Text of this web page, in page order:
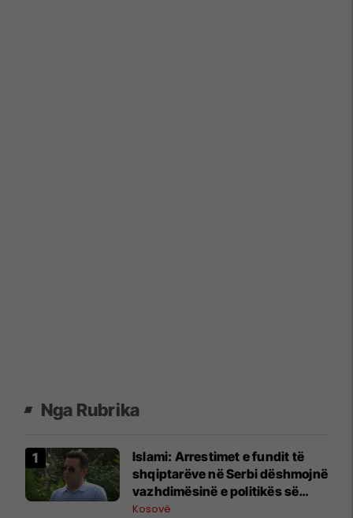
Nga Rubrika
Islami: Arrestimet e fundit të
shqiptarëve në Serbi dëshmojnë
vazhdimësinë e politikës së
Millosheviqit
Kosovë